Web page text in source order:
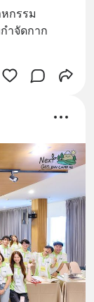
กรรม
ำจัดกาก